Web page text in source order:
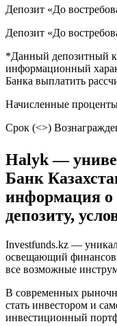
Депозит «До
Депозит «До
*Данный депозитный
информационный
Банка выплатить
Начисленные проценты
Срок (<>)
Halyk —
Банк
информация о
депозиту,
Investfunds.kz —
освещающий
все возможные
В современных
стать инвестором и
инвестиционный